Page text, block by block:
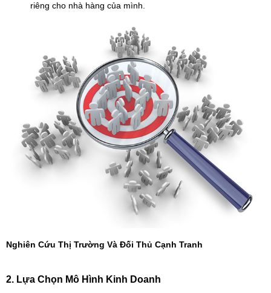
riêng cho nhà hàng của mình.
Nghiên Cứu Thị Trường Và Đối Thủ Cạnh Tranh
2. Lựa Chọn Mô Hình Kinh Doanh